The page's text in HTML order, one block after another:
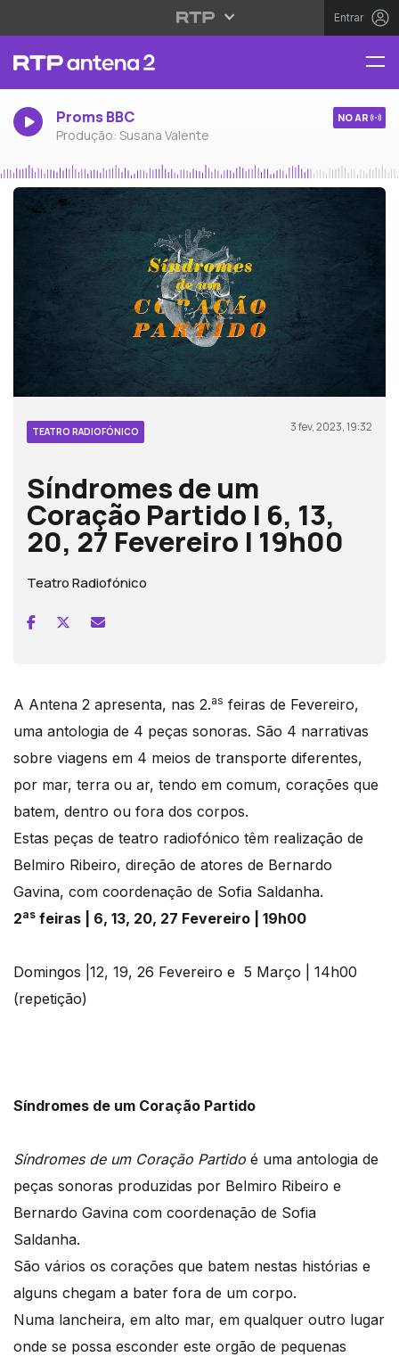
Entrar
Proms BBC
Produção: Susana Valente
NO AR
TEATRO RADIOFÓNICO 3 fev, 2023, 19:32
Síndromes de um
Coração Partido | 6, 13,
20, 27 Fevereiro | 19h00
Teatro Radiofónico
A Antena 2 apresenta, nas 2.as feiras de Fevereiro,
uma antologia de 4 peças sonoras. São 4 narrativas
sobre viagens em 4 meios de transporte diferentes,
por mar, terra ou ar, tendo em comum, corações que
batem, dentro ou fora dos corpos.
Estas peças de teatro radiofónico têm realização de
Belmiro Ribeiro, direção de atores de Bernardo
Gavina, com coordenação de Sofia Saldanha.
2as feiras | 6, 13, 20, 27 Fevereiro | 19h00
Domingos |12, 19, 26 Fevereiro e 5 Março | 14h00
(repetição)
Síndromes de um Coração Partido
Síndromes de um Coração Partido é uma antologia de
peças sonoras produzidas por Belmiro Ribeiro e
Bernardo Gavina com coordenação de Sofia
Saldanha.
São vários os corações que batem nestas histórias e
alguns chegam a bater fora de um corpo.
Numa lancheira, em alto mar, em qualquer outro lugar
onde se possa esconder este orgão de pequenas